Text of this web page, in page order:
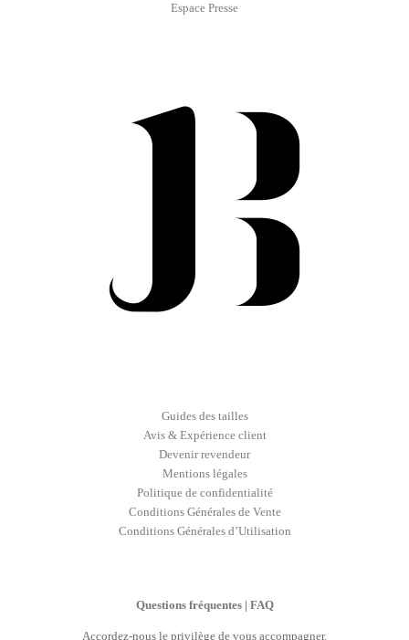
Espace Presse
Guides des tailles
Avis & Expérience client
Devenir revendeur
Mentions légales
Politique de confidentialité
Conditions Générales de Vente
Conditions Générales d’Utilisation
Questions fréquentes | FAQ
Accordez-nous le privilège de vous accompagner.